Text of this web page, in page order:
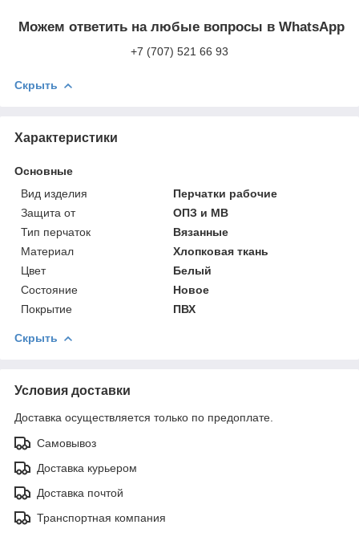
Можем ответить на любые вопросы в WhatsApp
+7 (707) 521 66 93
Скрыть
Характеристики
Основные
Вид изделия
Перчатки рабочие
Защита от
ОПЗ и МВ
Тип перчаток
Вязанные
Материал
Хлопковая ткань
Цвет
Белый
Состояние
Новое
Покрытие
ПВХ
Скрыть
Условия доставки
Доставка осуществляется только по предоплате.
Самовывоз
Доставка курьером
Доставка почтой
Транспортная компания